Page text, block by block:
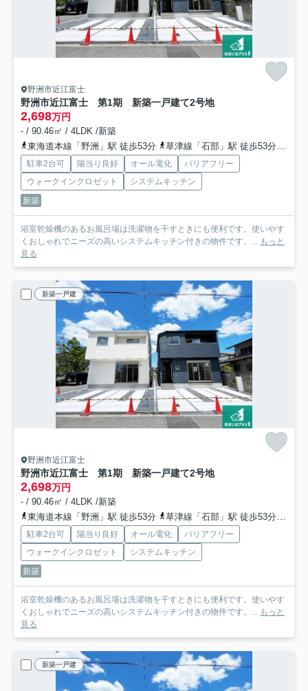
野洲市近江富士
野洲市近江富士 第1期 新築一戸建て2号地
2,698万円
- / 90.46㎡ / 4LDK /新築
東海道本線「野洲」駅 徒歩53分
草津線「石部」駅 徒歩53分
駐車2台可 陽当り良好 オール電化
バリアフリー
ウォークインクロゼット
システムキッチン
新築
浴室乾燥機のあるお風呂場は洗濯物を干すときにも便利です。使いやす
くおしゃれでニーズの高いシステムキッチン付きの物件です。...
もっと
見る
新築一戸建
野洲市近江富士
野洲市近江富士 第1期 新築一戸建て2号地
2,698万円
- / 90.46㎡ / 4LDK /新築
東海道本線「野洲」駅 徒歩53分
草津線「石部」駅 徒歩53分
駐車2台可 陽当り良好 オール電化
バリアフリー
ウォークインクロゼット
システムキッチン
新築
浴室乾燥機のあるお風呂場は洗濯物を干すときにも便利です。使いやす
くおしゃれでニーズの高いシステムキッチン付きの物件です。...
もっと
見る
新築一戸建